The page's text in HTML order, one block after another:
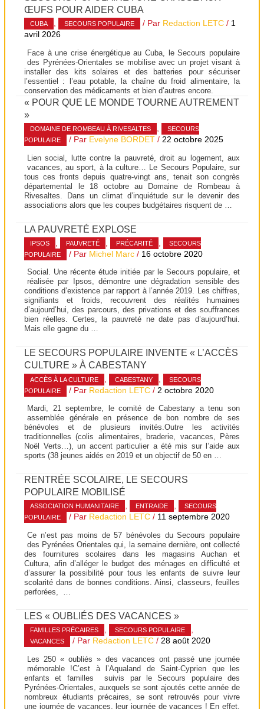
ŒUFS POUR AIDER CUBA
CUBA , SECOURS POPULAIRE / Par Redaction LETC / 1
avril 2026
Face à une crise énergétique au Cuba, le Secours populaire
des Pyrénées-Orientales se mobilise avec un projet visant à
installer des kits solaires et des batteries pour sécuriser
l’essentiel : l’eau potable, la chaîne du froid alimentaire, la
conservation des médicaments et bien d’autres encore.
« POUR QUE LE MONDE TOURNE AUTREMENT
»
DOMAINE DE ROMBEAU À RIVESALTES ,
SECOURS
POPULAIRE
/ Par Evelyne BORDET /22 octobre 2025
Lien social, lutte contre la pauvreté, droit au logement, aux
vacances, au sport, à la culture… Le Secours Populaire, sur
tous ces fronts depuis quatre-vingt ans, tenait son congrès
départemental le 18 octobre au Domaine de Rombeau à
Rivesaltes. Dans un climat d’inquiétude sur le devenir des
associations alors que les coupes budgétaires risquent de …
LA PAUVRETÉ EXPLOSE
IPSOS PAUVRETÉ PRÉCARITÉ
SECOURS
POPULAIRE
/ Par Michel Marc / 16 octobre 2020
Social. Une récente étude initiée par le Secours populaire, et
réalisée par Ipsos, démontre une dégradation sensible des
conditions d’existence par rapport à l’année 2019. Les chiffres,
signifiants et froids, recouvrent des réalités humaines
d’aujourd’hui, des parcours, des privations et des souffrances
bien réelles. Certes, la pauvreté ne date pas d’aujourd’hui.
Mais elle gagne du …
LE SECOURS POPULAIRE INVENTE « L’ACCÈS
CULTURE » À CABESTANY
ACCÈS À LA CULTURE CABESTANY
SECOURS
POPULAIRE
/ Par Redaction LETC / 2 octobre 2020
Mardi, 21 septembre, le comité de Cabestany a tenu son
assemblée générale en présence de bon nombre de ses
bénévoles et de plusieurs invités.Outre les activités
traditionnelles (colis alimentaires, braderie, vacances, Pères
Noël Verts…), un accent particulier a été mis sur l’aide aux
sports (38 jeunes aidés en 2019 et un objectif de 50 en …
RENTRÉE SCOLAIRE, LE SECOURS
POPULAIRE MOBILISÉ
ASSOCIATION HUMANITAIRE , ENTRAIDE ,
SECOURS
POPULAIRE
/ Par Redaction LETC / 11 septembre 2020
Ce n’est pas moins de 57 bénévoles du Secours populaire
des Pyrénées Orientales qui, la semaine dernière, ont collecté
des fournitures scolaires dans les magasins Auchan et
Cultura, afin d’alléger le budget des ménages en difficulté et
d’assurer la possibilité pour tous les enfants de suivre leur
scolarité dans de bonnes conditions. Ainsi, classeurs, feuilles
perforées, …
LES « OUBLIÉS DES VACANCES »
FAMILLES PRÉCAIRES , SECOURS POPULAIRE ,
VACANCES / Par Redaction LETC /28 août 2020
Les 250 « oubliés » des vacances ont passé une journée
mémorable !C’est à l’Aqualand de Saint-Cyprien que les
enfants et familles suivis par le Secours populaire des
Pyrénées-Orientales, auxquels se sont ajoutés cette année de
nombreux étudiants précaires, se sont retrouvés pour vivre
une journée de vacances, leur journée de vacances ! En effet,